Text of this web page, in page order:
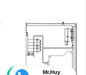
Mr.Huy